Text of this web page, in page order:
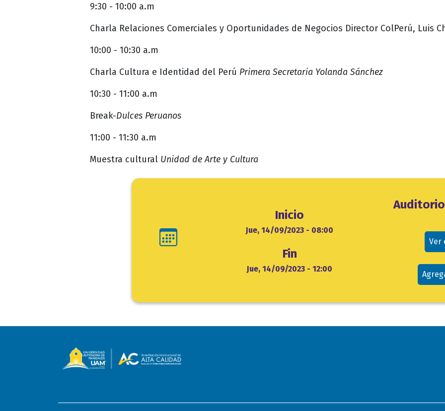
9:30 - 10:00 a.m
Charla Relaciones Comerciales y Oportunidades de Negocios Director ColPerú, Luis
10:00 - 10:30 a.m
Charla Cultura e Identidad del Perú Primera Secretaria Yolanda Sánchez
10:30 - 11:00 a.m
Break-Dulces Peruanos
11:00 - 11:30 a.m
Muestra cultural Unidad de Arte y Cultura
Inicio
Jue, 14/09/2023 - 08:00
Fin
Jue, 14/09/2023 - 12:00
Ubicación
Ver